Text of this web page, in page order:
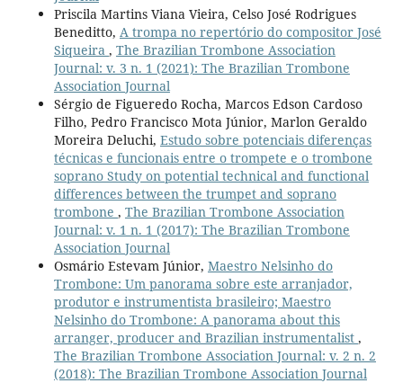
Priscila Martins Viana Vieira, Celso José Rodrigues
Beneditto, A trompa no repertório do compositor José
Siqueira , The Brazilian Trombone Association
Journal: v. 3 n. 1 (2021): The Brazilian Trombone
Association Journal
Sérgio de Figueredo Rocha, Marcos Edson Cardoso
Filho, Pedro Francisco Mota Júnior, Marlon Geraldo
Moreira Deluchi, Estudo sobre potenciais diferenças
técnicas e funcionais entre o trompete e o trombone
soprano Study on potential technical and functional
differences between the trumpet and soprano
trombone , The Brazilian Trombone Association
Journal: v. 1 n. 1 (2017): The Brazilian Trombone
Association Journal
Osmário Estevam Júnior, Maestro Nelsinho do
Trombone: Um panorama sobre este arranjador,
produtor e instrumentista brasileiro; Maestro
Nelsinho do Trombone: A panorama about this
arranger, producer and Brazilian instrumentalist ,
The Brazilian Trombone Association Journal: v. 2 n. 2
(2018): The Brazilian Trombone Association Journal